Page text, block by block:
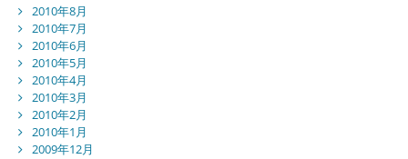
2010年8月
2010年7月
2010年6月
2010年5月
2010年4月
2010年3月
2010年2月
2010年1月
2009年12月